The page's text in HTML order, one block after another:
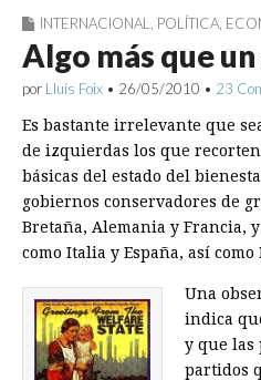
INTERNACIONAL POLÍTICA
Algo más que
por Lluís Foix • 26/05/2010 • 23
Es bastante irrelevante que
de izquierdas los que
básicas del estado del
gobiernos conservadores de
Bretaña, Alemania y Francia,
como Italia y España, así
Una
indica
y que las
partidos